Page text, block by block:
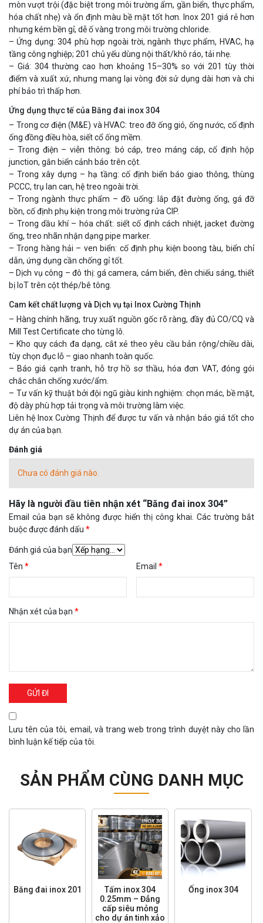
mòn vượt trội (đặc biệt trong môi trường ẩm, gần biển, thực phẩm,
hóa chất nhẹ) và ổn định màu bề mặt tốt hơn. Inox 201 giá rẻ hơn
nhưng kém bền gỉ, dễ ố vàng trong môi trường chloride.
– Ứng dụng: 304 phù hợp ngoài trời, ngành thực phẩm, HVAC, hạ
tầng công nghiệp; 201 chủ yếu dùng nội thất/khô ráo, tải nhẹ.
– Giá: 304 thường cao hơn khoảng 15–30% so với 201 tùy thời
điểm và xuất xứ, nhưng mang lại vòng đời sử dụng dài hơn và chi
phí bảo trì thấp hơn.
Ứng dụng thực tế của Băng đai inox 304
– Trong cơ điện (M&E) và HVAC: treo đỡ ống gió, ống nước, cố định
ống đồng điều hòa, siết cổ ống mềm.
– Trong điện – viễn thông: bó cáp, treo máng cáp, cố định hộp
junction, gắn biển cảnh báo trên cột.
– Trong xây dựng – hạ tầng: cố định biển báo giao thông, thùng
PCCC, trụ lan can, hệ treo ngoài trời.
– Trong ngành thực phẩm – đồ uống: lắp đặt đường ống, gá đỡ
bồn, cố định phụ kiện trong môi trường rửa CIP.
– Trong dầu khí – hóa chất: siết cố định cách nhiệt, jacket đường
ống, treo nhãn nhận dạng pipe marker.
– Trong hàng hải – ven biển: cố định phụ kiện boong tàu, biển chỉ
dẫn, ứng dụng cần chống gỉ tốt.
– Dịch vụ công – đô thị: gá camera, cảm biến, đèn chiếu sáng, thiết
bị IoT trên cột thép/bê tông.
Cam kết chất lượng và Dịch vụ tại Inox Cường Thịnh
– Hàng chính hãng, truy xuất nguồn gốc rõ ràng, đầy đủ CO/CQ và
Mill Test Certificate cho từng lô.
– Kho quy cách đa dạng, cắt xẻ theo yêu cầu bản rộng/chiều dài,
tùy chọn đục lỗ – giao nhanh toàn quốc.
– Báo giá cạnh tranh, hỗ trợ hồ sơ thầu, hóa đơn VAT, đóng gói
chắc chắn chống xước/ẩm.
– Tư vấn kỹ thuật bởi đội ngũ giàu kinh nghiệm: chọn mác, bề mặt,
độ dày phù hợp tải trọng và môi trường làm việc.
Liên hệ Inox Cường Thịnh để được tư vấn và nhận báo giá tốt cho
dự án của bạn.
Đánh giá
Chưa có đánh giá nào.
Hãy là người đầu tiên nhận xét “Băng đai inox 304”
Email của bạn sẽ không được hiển thị công khai. Các trường bắt
buộc được đánh dấu *
Đánh giá của bạn
Nhận xét của bạn *
Tên * Email*
Lưu tên của tôi, email, và trang web trong trình duyệt này cho lần
bình luận kế tiếp của tôi.
SẢN PHẨM CÙNG DANH MỤC
Băng đai inox 201
Tấm inox 304
0.25mm – Đẳng
cấp siêu mỏng
cho dự án tinh xảo
Ống inox 304